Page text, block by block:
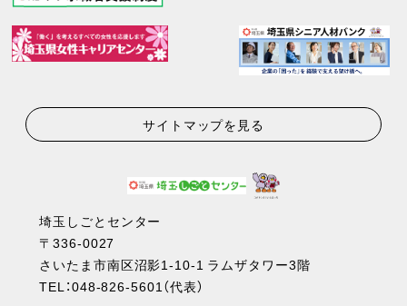
サイトマップを見る
埼玉しごとセンター
〒336-0027
さいたま市南区沼影1-10-1 ラムザタワー3階
TEL：048-826-5601（代表）